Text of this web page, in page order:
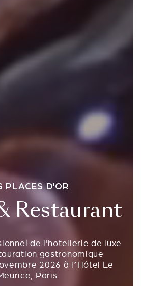
PLACES D'OR
Restaurant
de l'hotellerie de luxe
gastronomique
2026 à l’Hôtel Le
Paris